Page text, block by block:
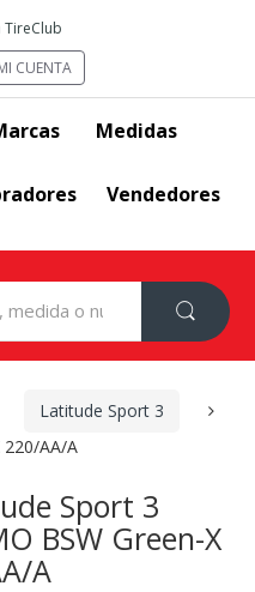
TireClub
CUENTA
Medidas
Vendedores
Latitude Sport 3
220/AA/A
Sport 3
BSW Green-X
A